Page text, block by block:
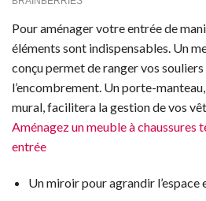
Pour aménager votre entrée de
éléments sont indispensables. Un
conçu permet de ranger vos
l’encombrement. Un porte-
mural, facilitera la gestion de vos
Aménagez un meuble à chaussures
entrée
Un miroir pour agrandir